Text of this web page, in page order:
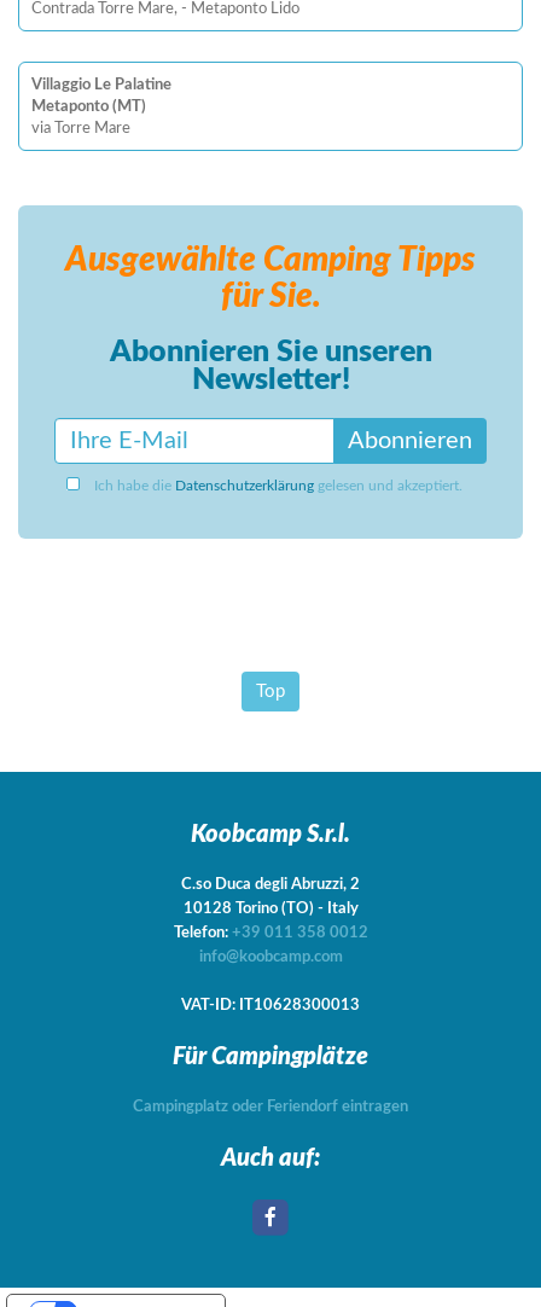
Contrada Torre Mare, - Metaponto Lido
Villaggio Le Palatine
Metaponto (MT)
via Torre Mare
Ausgewählte Camping Tipps
für Sie.
Abonnieren Sie unseren
Newsletter!
Abonnieren
Ich habe die Datenschutzerklärung gelesen und akzeptiert.
Top
Koobcamp S.r.l.
C.so Duca degli Abruzzi, 2
10128 Torino (TO) - Italy
Telefon: +39 011 358 0012
info@koobcamp.com
VAT-ID: IT10628300013
Für Campingplätze
Campingplatz oder Feriendorf eintragen
Auch auf: